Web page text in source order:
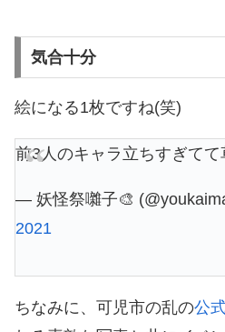
気合十分
絵になる1枚ですね(笑)
前3人のキャラ立ちすぎてて
— 妖怪祭囃子🎨
2021
ちなみに、可児市の乱の公